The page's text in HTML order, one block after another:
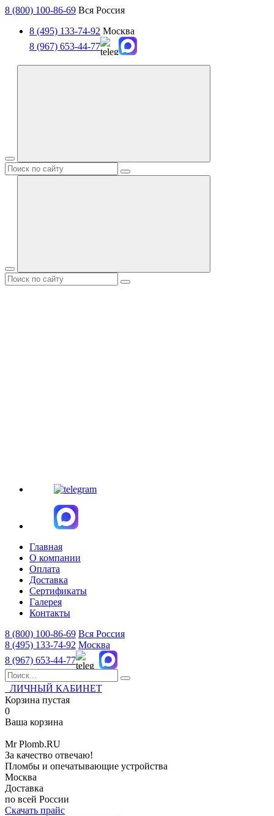
8 (800) 100-86-69 Вся Россия
8 (495) 133-74-92 Москва
8 (967) 653-44-77
Главная
О компании
Оплата
Доставка
Сертификаты
Галерея
Контакты
8 (800) 100-86-69 Вся Россия
8 (495) 133-74-92 Москва
8 (967) 653-44-77
ЛИЧНЫЙ КАБИНЕТ
Корзина пустая
0
Ваша корзина
MrPlomb.RU
За качество отвечаю!
Пломбы и опечатывающие устройства
Москва
Доставка
по всей России
Скачать прайс